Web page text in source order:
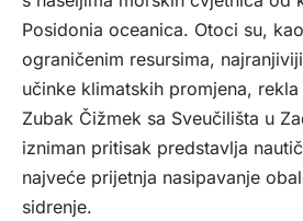
Posidonia oceanica. Otoci su,
ograničenim resursima,
učinke klimatskih promjena,
Zubak Čižmek sa Sveučilišta u
izniman pritisak predstavlja
najveće prijetnja nasipavanje
sidrenje.